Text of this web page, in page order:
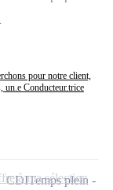
pour notre client,
un.e Conducteur.trice
CDITemps plein
à ma sélection